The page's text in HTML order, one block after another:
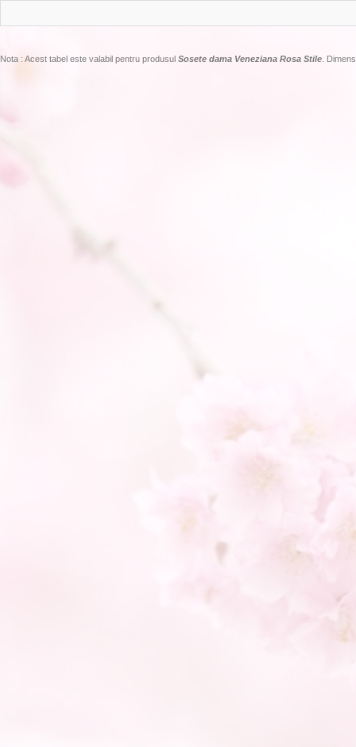
Nota : Acest tabel este valabil pentru produsul Sosete dama Veneziana Rosa Stile .